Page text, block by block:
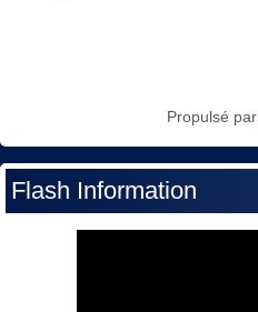
Propulsé par
Flash Information